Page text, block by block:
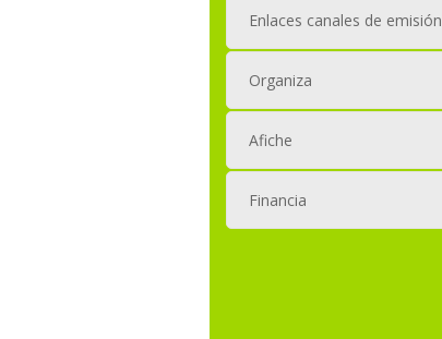
Enlaces canales de emisión
Organiza
Afiche
Financia